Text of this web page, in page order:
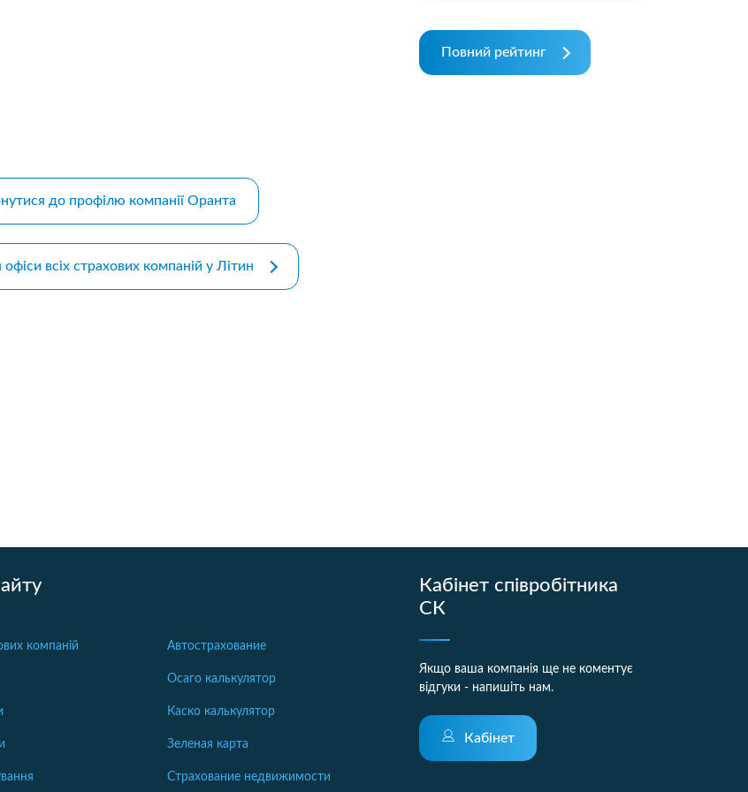
до профілю компанії Оранта
всіх страхових компаній у Літин
Повний рейтинг
компаній Автострахование
Осаго калькулятор
Каско калькулятор
Зеленая карта
Страхование недвижимости
Кабінет співробітника
СК
Якщо ваша компанія ще не коментує
відгуки - напишіть нам.
Кабінет